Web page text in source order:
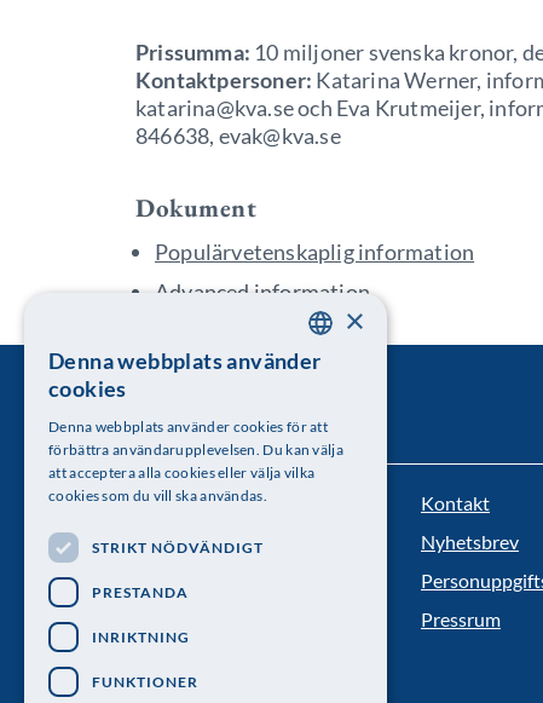
Prissumma: 10 miljoner svenska kronor,
Kontaktpersoner: Katarina Werner,
katarina@kva.se och Eva Krutmeijer,
846638, evak@kva.se
Dokument
Populärvetenskaplig information
Advanced information
Kungl. Vetenskapsakademien
Besöksadress: Lilla Frescativägen 4A
Telefon: 08-673 95 00
Kontakt
Nyhetsbrev
Pressrum
SWEDISH
×
Denna webbplats använder
cookies
Denna webbplats använder cookies för att
förbättra användarupplevelsen. Du kan välja
att acceptera alla cookies eller välja vilka
cookies som du vill ska användas.
STRIKT NÖDVÄNDIGT
PRESTANDA
INRIKTNING
FUNKTIONER